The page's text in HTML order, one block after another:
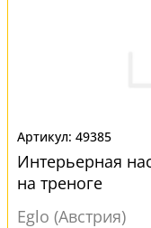
49385
Интерьерная
на треноге
Eglo (Австрия)